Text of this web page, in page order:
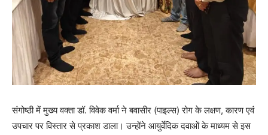
संगोष्ठी में मुख्य वक्ता डॉ. विवेक वर्मा ने बवासीर (पाइल्स) रोग के लक्षण, कारण एवं
उपचार पर विस्तार से प्रकाश डाला। उन्होंने आयुर्वेदिक दवाओं के माध्यम से इस